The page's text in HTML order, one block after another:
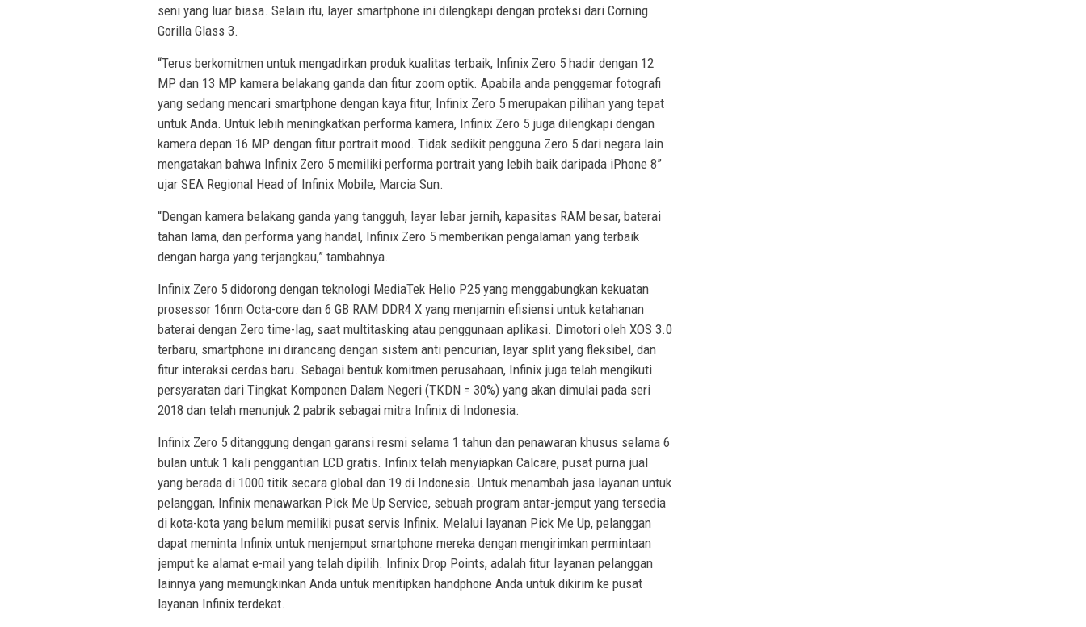
seni yang luar biasa. Selain itu, layer smartphone ini dilengkapi dengan proteksi dari Corning
Gorilla Glass 3.
“Terus berkomitmen untuk mengadirkan produk kualitas terbaik, Infinix Zero 5 hadir dengan 12
MP dan 13 MP kamera belakang ganda dan fitur zoom optik. Apabila anda penggemar fotografi
yang sedang mencari smartphone dengan kaya fitur, Infinix Zero 5 merupakan pilihan yang tepat
untuk Anda. Untuk lebih meningkatkan performa kamera, Infinix Zero 5 juga dilengkapi dengan
kamera depan 16 MP dengan fitur portrait mood. Tidak sedikit pengguna Zero 5 dari negara lain
mengatakan bahwa Infinix Zero 5 memiliki performa portrait yang lebih baik daripada iPhone 8”
ujar SEA Regional Head of Infinix Mobile, Marcia Sun.
“Dengan kamera belakang ganda yang tangguh, layar lebar jernih, kapasitas RAM besar, baterai
tahan lama, dan performa yang handal, Infinix Zero 5 memberikan pengalaman yang terbaik
dengan harga yang terjangkau,” tambahnya.
Infinix Zero 5 didorong dengan teknologi MediaTek Helio P25 yang menggabungkan kekuatan
prosessor 16nm Octa-core dan 6 GB RAM DDR4 X yang menjamin efisiensi untuk ketahanan
baterai dengan Zero time-lag, saat multitasking atau penggunaan aplikasi. Dimotori oleh XOS 3.0
terbaru, smartphone ini dirancang dengan sistem anti pencurian, layar split yang fleksibel, dan
fitur interaksi cerdas baru. Sebagai bentuk komitmen perusahaan, Infinix juga telah mengikuti
persyaratan dari Tingkat Komponen Dalam Negeri (TKDN = 30%) yang akan dimulai pada seri
2018 dan telah menunjuk 2 pabrik sebagai mitra Infinix di Indonesia.
Infinix Zero 5 ditanggung dengan garansi resmi selama 1 tahun dan penawaran khusus selama 6
bulan untuk 1 kali penggantian LCD gratis. Infinix telah menyiapkan Calcare, pusat purna jual
yang berada di 1000 titik secara global dan 19 di Indonesia. Untuk menambah jasa layanan untuk
pelanggan, Infinix menawarkan Pick Me Up Service, sebuah program antar-jemput yang tersedia
di kota-kota yang belum memiliki pusat servis Infinix. Melalui layanan Pick Me Up, pelanggan
dapat meminta Infinix untuk menjemput smartphone mereka dengan mengirimkan permintaan
jemput ke alamat e-mail yang telah dipilih. Infinix Drop Points, adalah fitur layanan pelanggan
lainnya yang memungkinkan Anda untuk menitipkan handphone Anda untuk dikirim ke pusat
layanan Infinix terdekat.